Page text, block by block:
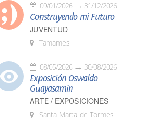
09/01/2026 31/12/2026
Construyendo mi Futuro
JUVENTUD
Tamames
08/05/2026 30/08/2026
Exposición Oswaldo
Guayasamín
ARTE / EXPOSICIONES
Santa Marta de Tormes